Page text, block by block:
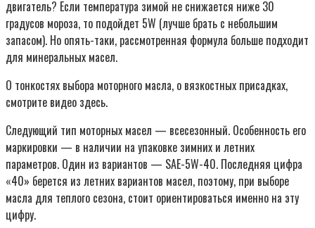
двигатель? Если температура зимой не снижается ниже 30
градусов мороза, то подойдет 5W (лучше брать с небольшим
запасом). Но опять-таки, рассмотренная формула больше подходит
для минеральных масел.
О тонкостях выбора моторного масла, о вязкостных присадках,
смотрите видео здесь.
Следующий тип моторных масел — всесезонный. Особенность его
маркировки — в наличии на упаковке зимних и летних
параметров. Один из вариантов — SAE-5W-40. Последняя цифра
«40» берется из летних вариантов масел, поэтому, при выборе
масла для теплого сезона, стоит ориентироваться именно на эту
цифру.